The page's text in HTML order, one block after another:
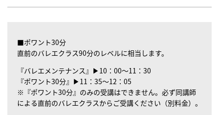
■ポワント30分
直前のバレエクラス90分のレベルに相当します。
『バレエメンテナンス』▶10：00～11：30
『ポワント30分』▶11：35～12：05
※『ポワント30分』のみの受講はできません。 必ず同講師
による直前のバレエクラスからご受講ください（別料金）。